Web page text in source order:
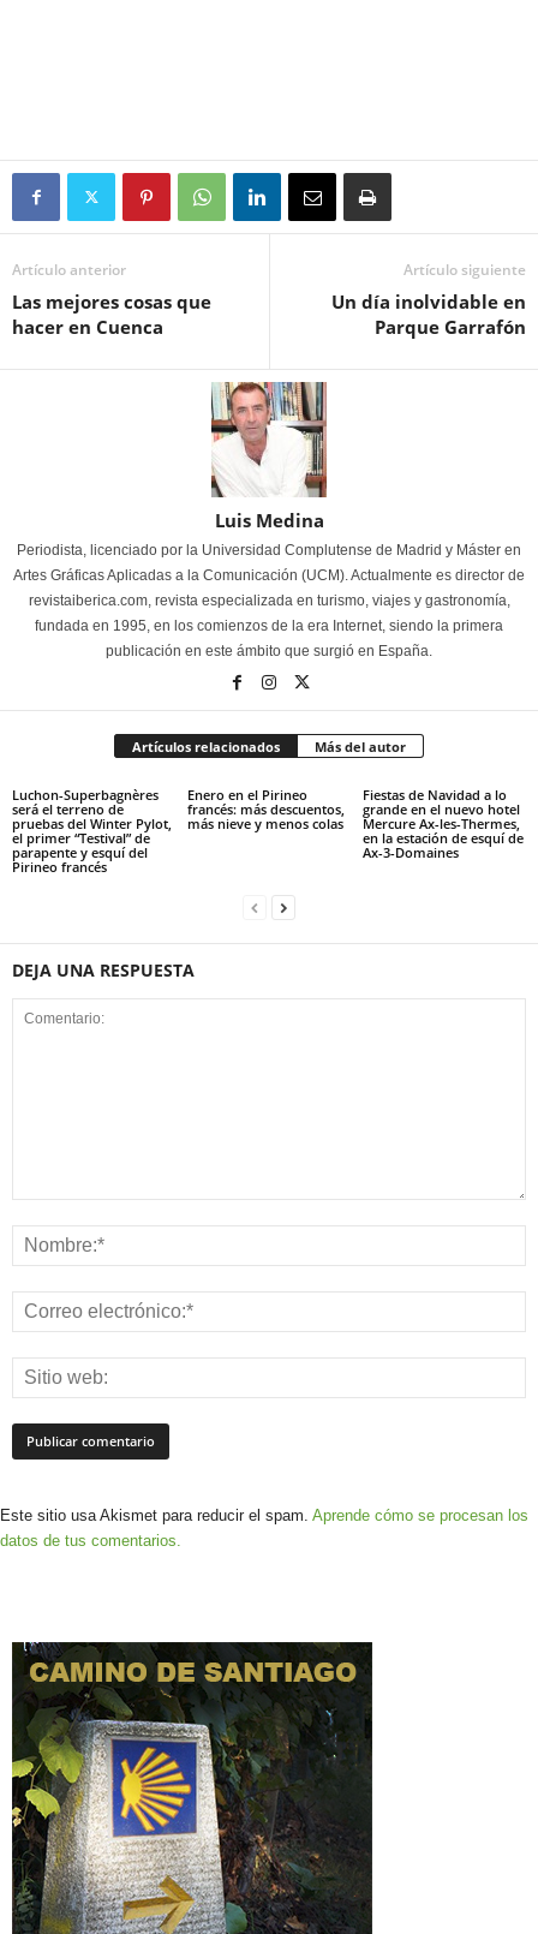
Artículo anterior
Las mejores cosas que
hacer en Cuenca
Artículo siguiente
Un día inolvidable en
Parque Garrafón
Luis Medina
Periodista, licenciado por la Universidad Complutense de Madrid y Máster en
Artes Gráficas Aplicadas a la Comunicación (UCM). Actualmente es director de
revistaiberica.com, revista especializada en turismo, viajes y gastronomía,
fundada en 1995, en los comienzos de la era Internet, siendo la primera
publicación en este ámbito que surgió en España.
Artículos relacionados Más del autor
Luchon-Superbagnères
será el terreno de
pruebas del Winter Pylot,
el primer “Testival” de
parapente y esquí del
Pirineo francés
Enero en el Pirineo
francés: más descuentos,
más nieve y menos colas
Fiestas de Navidad a lo
grande en el nuevo hotel
Mercure Ax-les-Thermes,
en la estación de esquí de
Ax-3-Domaines
DEJA UNA RESPUESTA
Este sitio usa Akismet para reducir el spam. Aprende cómo se procesan los
datos de tus comentarios.